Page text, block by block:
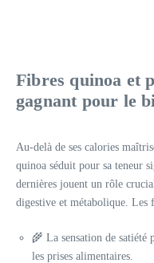
Fibres quinoa et
gagnant pour le
Au-delà de ses calories
quinoa séduit pour sa teneur
dernières jouent un rôle
digestive et métabolique. Les
🌾 La sensation de
les prises alimentaires.